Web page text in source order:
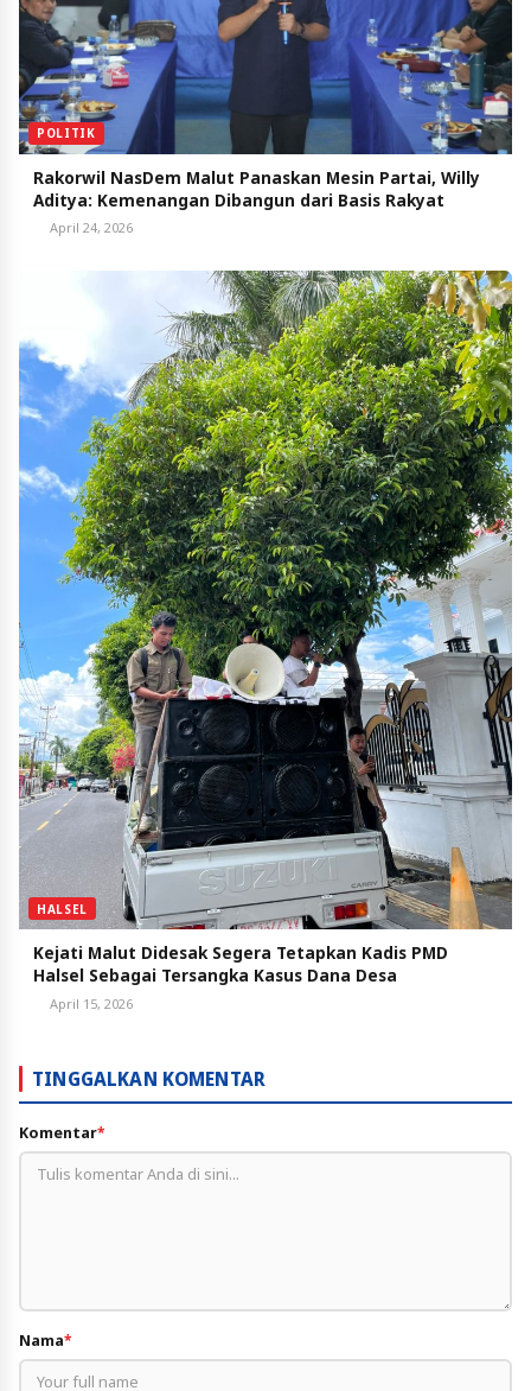
POLITIK
Rakorwil NasDem Malut Panaskan Mesin Partai, Willy
Aditya: Kemenangan Dibangun dari Basis Rakyat
April 24, 2026
HALSEL
Kejati Malut Didesak Segera Tetapkan Kadis PMD
Halsel Sebagai Tersangka Kasus Dana Desa
April 15, 2026
TINGGALKAN KOMENTAR
Komentar*
Nama*